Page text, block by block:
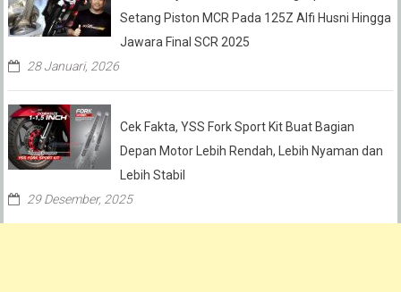
Setang Piston MCR Pada 125Z Alfi Husni Hingga
Jawara Final SCR 2025
28 Januari, 2026
Cek Fakta, YSS Fork Sport Kit Buat Bagian
Depan Motor Lebih Rendah, Lebih Nyaman dan
Lebih Stabil
29 Desember, 2025